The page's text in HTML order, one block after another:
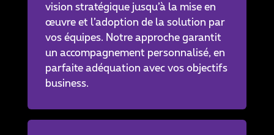
vision stratégique jusqu’à la mise en
œuvre et l’adoption de la solution par
vos équipes. Notre approche garantit
un accompagnement personnalisé, en
parfaite adéquation avec vos objectifs
business.